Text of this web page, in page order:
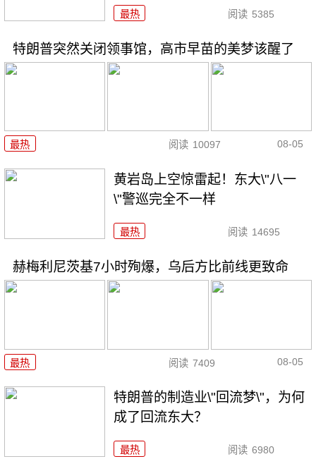
最热 阅读 5385
特朗普突然关闭领事馆，高市早苗的美梦该醒了
最热 阅读 10097 08-05
黄岩岛上空惊雷起！东大\"八一
\"警巡完全不一样
最热 阅读 14695
赫梅利尼茨基7小时殉爆，乌后方比前线更致命
最热 阅读 7409 08-05
特朗普的制造业\"回流梦\"，为何
成了回流东大？
最热 阅读 6980